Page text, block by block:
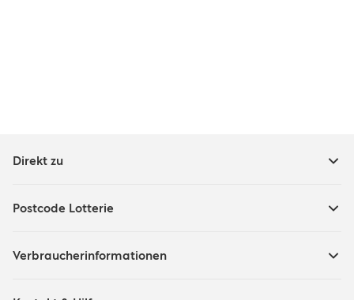
Direkt zu
Postcode Lotterie
Verbraucherinformationen